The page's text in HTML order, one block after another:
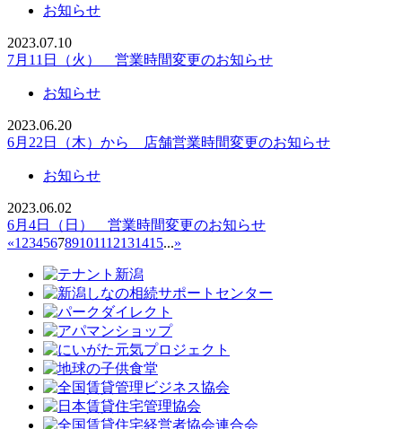
お知らせ
2023.07.10
7月11日（火） 営業時間変更のお知らせ
お知らせ
2023.06.20
6月22日（木）から 店舗営業時間変更のお知らせ
お知らせ
2023.06.02
6月4日（日） 営業時間変更のお知らせ
«1 23456789101112131415...»